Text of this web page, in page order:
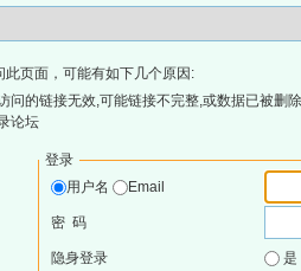
页面，可能有如下几个原因:
问的链接无效,可能链接不完整,或数据已被删
论坛
登录
用户名
Email
密 码
隐身登录